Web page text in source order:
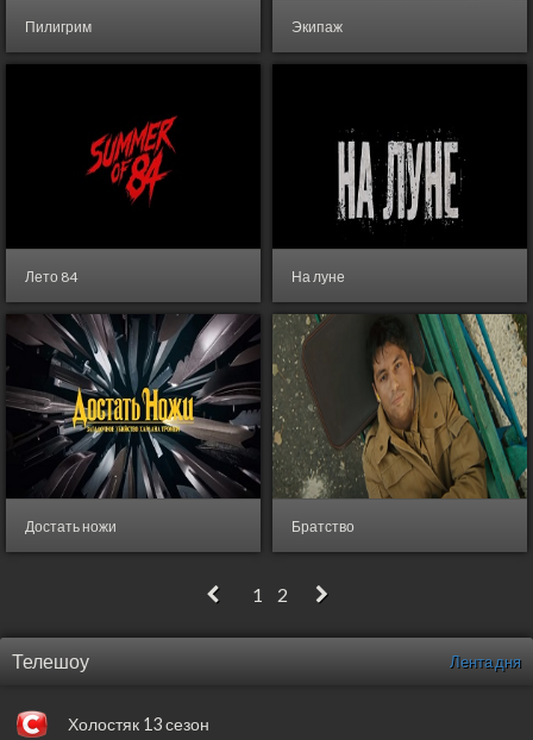
Пилигрим
2019,Россия- Триллер
Экипаж
2016,Россия- Драма,
Лето 84
2018,Канада,США - Детектив,
Драма, Ужасы, Триллер
На луне
2019,Россия- Приключения,
Триллер
Достать ножи
Комедия, Криминал, Триллер
Братство
Триллер
1 2
Телешоу Лента дня
Холостяк 13 сезон